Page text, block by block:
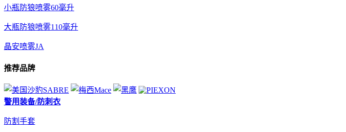
小瓶防狼喷雾60毫升
大瓶防狼喷雾110毫升
晶安喷雾JA
推荐品牌
警用装备/防刺衣
防割手套